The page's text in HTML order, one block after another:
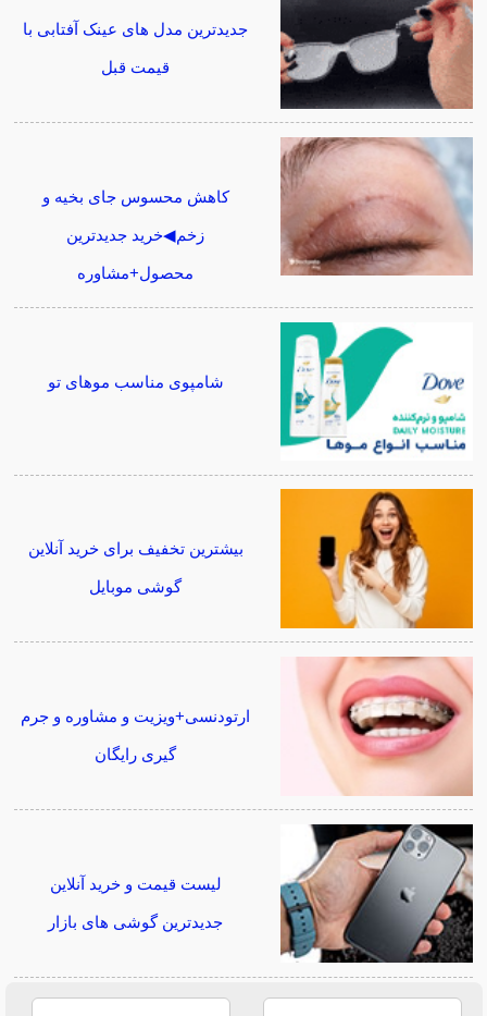
جدیدترین مدل های عینک آفتابی با
قیمت قبل
کاهش محسوس جای بخیه و
زخم◀خرید جدیدترین
محصول+مشاوره
شامپوی مناسب موهای تو
بیشترین تخفیف برای خرید آنلاین
گوشی موبایل
ارتودنسی+ویزیت و مشاوره و جرم
گیری رایگان
لیست قیمت و خرید آنلاین
جدیدترین گوشی های بازار